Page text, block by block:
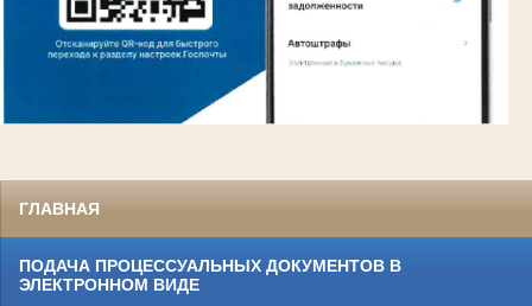
ГЛАВНАЯ
ПОДАЧА ПРОЦЕССУАЛЬНЫХ ДОКУМЕНТОВ В
ЭЛЕКТРОННОМ ВИДЕ